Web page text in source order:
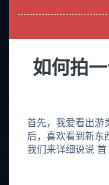
如何拍
首先，我爱看出游
后，喜欢看到新东
我们来详细说说